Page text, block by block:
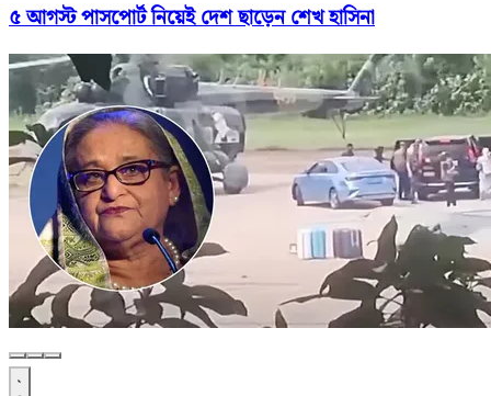
৫ আগস্ট পাসপোর্ট নিয়েই দেশ ছাড়েন শেখ হাসিনা